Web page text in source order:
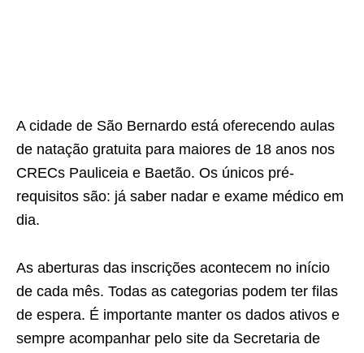
A cidade de São Bernardo está oferecendo aulas
de natação gratuita para maiores de 18 anos nos
CRECs Pauliceia e Baetão. Os únicos pré-
requisitos são: já saber nadar e exame médico em
dia.
As aberturas das inscrições acontecem no início
de cada mês. Todas as categorias podem ter filas
de espera. É importante manter os dados ativos e
sempre acompanhar pelo site da Secretaria de